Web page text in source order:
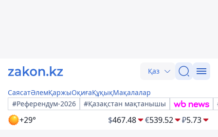
Қаз
СаясатӘлемҚаржыОқиғаҚұқықМақалалар
#Референдум-2026
#Қазақстан мақтанышы
+29° $467.48 €539.52 ₽5.73